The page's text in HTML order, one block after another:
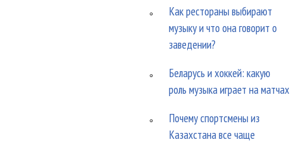
Как рестораны выбирают
музыку и что она говорит о
заведении?
Беларусь и хоккей: какую
роль музыка играет на матчах
Почему спортсмены из
Казахстана все чаще